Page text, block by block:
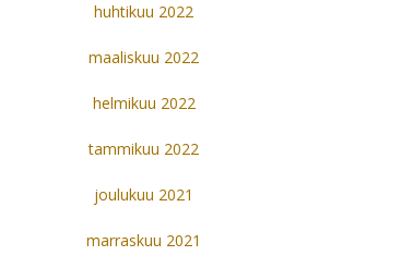
huhtikuu 2022
maaliskuu 2022
helmikuu 2022
tammikuu 2022
joulukuu 2021
marraskuu 2021